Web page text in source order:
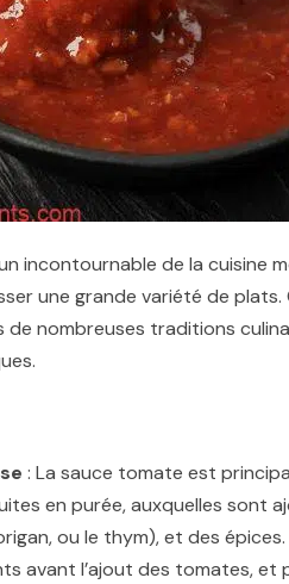
incontournable de la cuisine
une grande variété de
de nombreuses traditions
: La sauce tomate est
en purée, auxquelles sont
ou le thym), et des
avant l’ajout des tomates,